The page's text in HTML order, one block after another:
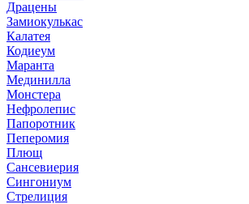
Драцены
Замиокулькас
Калатея
Кодиеум
Маранта
Мединилла
Монстера
Нефролепис
Папоротник
Пеперомия
Плющ
Сансевиерия
Сингониум
Стрелиция